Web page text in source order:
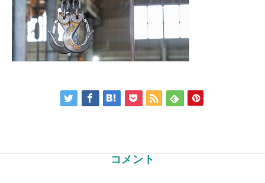
コメント